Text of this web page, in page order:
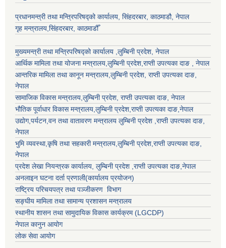
प्रधानमन्त्री तथा मन्त्रिपरिषद्को कार्यालय, सिंहदरबार, काठमाडौ, नेपाल
गृह मन्त्रालय,सिंहदरबार, काठमाडौँ
मुख्यमन्त्री तथा मन्त्रिपरिषद्को कार्यालय ,लुम्बिनी प्रदेश, नेपाल
आर्थिक मामिला तथा योजना मन्त्रालय,लुम्बिनी प्रदेश,राप्ती उपत्यका दाङ , नेपाल
आन्तरिक मामिला तथा कानून मन्त्रालय,लुम्बिनी प्रदेश, राप्ती उपत्यका दाङ,
नेपाल
सामाजिक विकास मन्त्रालय,लुम्बिनी प्रदेश, राप्ती उपत्यका दाङ, नेपाल
भौतिक पूर्वाधार विकास मन्त्रालय,लुम्बिनी प्रदेश,राप्ती उपत्यका दाङ,नेपाल
उद्याेग,पर्यटन,वन तथा वातावरण मन्त्रालय लुम्बिनी प्रदेश ,राप्ती उपत्यका दाङ,
नेपाल
भुमि व्यवस्था,कृषि तथा सहकारी मन्त्रालय,लुम्बिनी प्रदेश,राप्ती उपत्यका दाङ,
नेपाल
प्रदेश लेखा नियन्त्रक कार्यालय, लुम्बिनी प्रदेश ,राप्ती उपत्यका दाङ,नेपाल
अनलाइन घटना दर्ता प्रणाली(कार्यालय प्रयोजन)
राष्ट्रिय परिचयपत्र तथा पञ्जीकरण विभाग
सङ्घीय मामिला तथा सामान्य प्रशासन मन्त्रालय
स्थानीय शासन तथा सामुदायिक विकास कार्यक्रम (LGCDP)
नेपाल कानुन आयोग
लोक सेवा आयोग